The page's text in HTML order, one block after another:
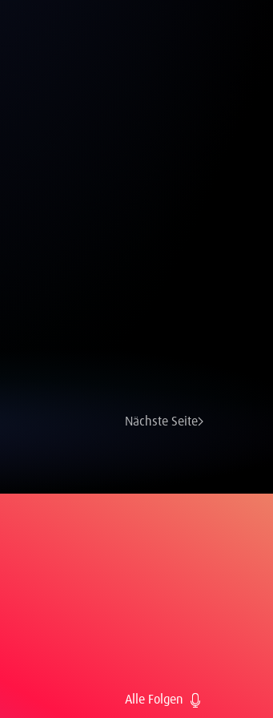
Nächste Seite
Alle Folgen